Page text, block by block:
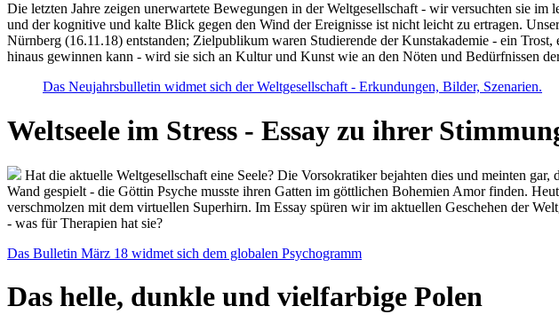
Die letzten Jahre zeigen unerwartete Bewegungen in der Weltgesellschaft - wir versuchten sie
und der kognitive und kalte Blick gegen den Wind der Ereignisse ist nicht leicht zu ertragen.
Nürnberg (16.11.18) entstanden; Zielpublikum waren Studierende der Kunstakademie - ein
hinaus gewinnen kann - wird sie sich an Kultur und Kunst wie an den Nöten und Bedürfnissen
Das Neujahrsbulletin widmet sich der Weltgesellschaft - Erkundungen, Bilder, Szenarien.
Weltseele im Stress - Essay zu ihrer
Hat die aktuelle Weltgesellschaft eine Seele? Die Vorsokratiker bejahten dies und meinten
Wand gespielt - die Göttin Psyche musste ihren Gatten im göttlichen Bohemien Amor finden.
verschmolzen mit dem virtuellen Superhirn. Im Essay spüren wir im aktuellen Geschehen der
- was für Therapien hat sie?
Das Bulletin März 18 widmet sich dem globalen Psychogramm
Das helle, dunkle und vielfarbige Polen